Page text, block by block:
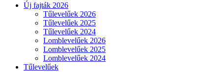
Új fajták 2026
Tűlevelűek 2026
Tűlevelűek 2025
Tűlevelűek 2024
Lomblevelűek 2026
Lomblevelűek 2025
Lomblevelűek 2024
Tűlevelűek